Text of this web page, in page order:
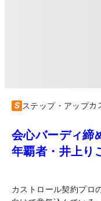
ステップ・アップカ
会心バーディ
年覇者・井上り
カストロール契約プロ